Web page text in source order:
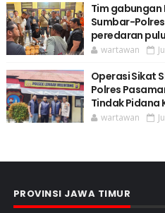
Tim
Sumbar-
peredaran
wartawan
Operasi Sikat
Polres
Tindak Pidana
wartawan
PROVINSI JAWA TIMUR